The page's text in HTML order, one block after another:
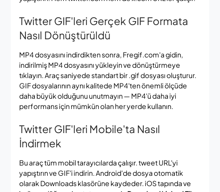
Twitter GIF'leri Gerçek GIF Formata
Nasıl Dönüştürüldü
MP4 dosyasını indirdikten sonra, Fregif.com'a gidin,
indirilmiş MP4 dosyasını yükleyin ve dönüştürmeye
tıklayın. Araç saniyede standart bir .gif dosyası oluşturur.
GIF dosyalarının aynı kalitede MP4'ten önemli ölçüde
daha büyük olduğunu unutmayın — MP4'ü daha iyi
performans için mümkün olan her yerde kullanın.
Twitter GIF'leri Mobile'ta Nasıl
İndirmek
Bu araç tüm mobil tarayıcılarda çalışır. tweet URL'yi
yapıştırın ve GIF'i indirin. Android'de dosya otomatik
olarak Downloads klasörüne kaydeder. iOS tapında ve